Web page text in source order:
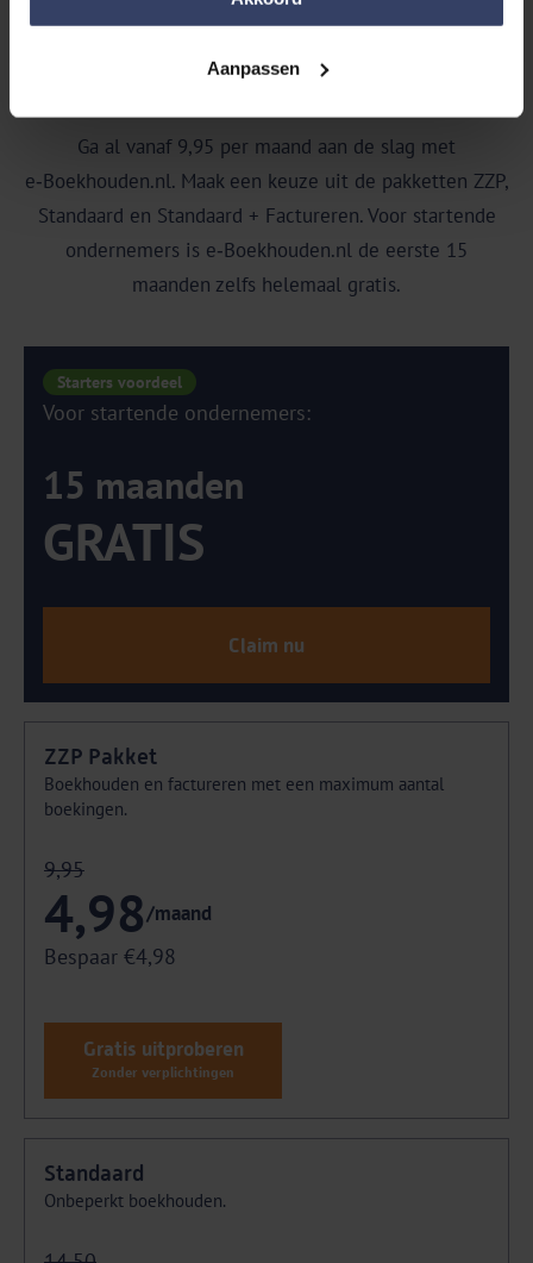
Aanpassen
Prijzen voor ondernemers
Ga al vanaf 9,95 per maand aan de slag met
e‑Boekhouden.nl. Maak een keuze uit de pakketten ZZP,
Standaard en Standaard + Factureren. Voor startende
ondernemers is e‑Boekhouden.nl de eerste 15
maanden zelfs helemaal gratis.
Starters voordeel
Voor startende ondernemers:
15 maanden
GRATIS
Claim nu
ZZP Pakket
Boekhouden en factureren met een maximum aantal
boekingen.
9,95
4,98/maand
Bespaar €4,98
Gratis uitproberen
Zonder verplichtingen
Standaard
Onbeperkt boekhouden.